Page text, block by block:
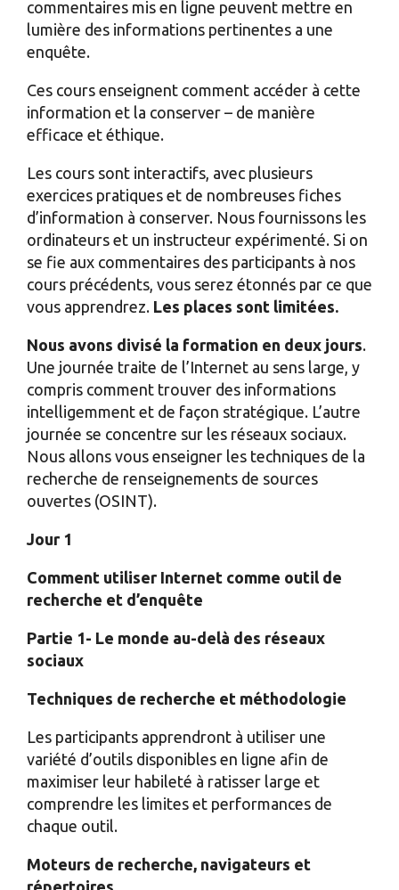
commentaires mis en ligne peuvent mettre en
lumière des informations pertinentes a une
enquête.
Ces cours enseignent comment accéder à cette
information et la conserver – de manière
efficace et éthique.
Les cours sont interactifs, avec plusieurs
exercices pratiques et de nombreuses fiches
d’information à conserver. Nous fournissons les
ordinateurs et un instructeur expérimenté. Si on
se fie aux commentaires des participants à nos
cours précédents, vous serez étonnés par ce que
vous apprendrez. Les places sont limitées.
Nous avons divisé la formation en deux jours.
Une journée traite de l’Internet au sens large, y
compris comment trouver des informations
intelligemment et de façon stratégique. L’autre
journée se concentre sur les réseaux sociaux.
Nous allons vous enseigner les techniques de la
recherche de renseignements de sources
ouvertes (OSINT).
Jour 1
Comment utiliser Internet comme outil de
recherche et d’enquête
Partie 1- Le monde au-delà des réseaux
sociaux
Techniques de recherche et méthodologie
Les participants apprendront à utiliser une
variété d’outils disponibles en ligne afin de
maximiser leur habileté à ratisser large et
comprendre les limites et performances de
chaque outil.
Moteurs de recherche, navigateurs et
répertoires